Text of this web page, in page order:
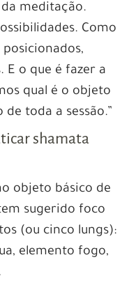
meditação.
Como
E o que é fazer a
qual é o objeto
toda a sessão.”
shamata
objeto básico de
sugerido foco
(ou cinco lungs):
elemento fogo,